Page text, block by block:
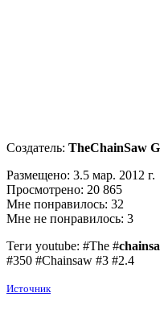
Создатель: TheChainSaw
Размещено: 3.5 мар. 2012 г.
Просмотрено: 20 865
Мне понравилось: 32
Мне не понравилось: 3
Теги youtube: #The #
#350 #Chainsaw #3 #2.4
Источник